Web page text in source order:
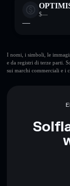
$—
—
I nomi, i simboli, le
e da registri di terze parti.
sui marchi commerciali e i